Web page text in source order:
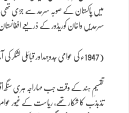
میں پاکستان کے صوبہ سرحد سے جڑی
سرحدیں واخان کوریڈور کے ذریعے
(1947ء کی عوامی جدوجہداور قبائلی لشکر کی آمد)
تقسیمِ ہند کے وقت جب مہاراجہ ہری سنگھ
تذبذب کا شکار تھے، ریاست کے غیور عوام